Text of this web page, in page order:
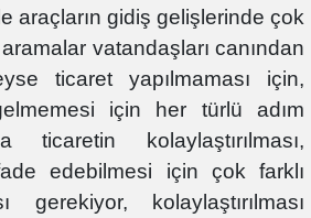
araçların gidiş gelişlerinde çok
vatandaşları canından
ticaret yapılmaması için,
için her türlü adım
kolaylaştırılması,
edebilmesi için çok farklı
gerekiyor, kolaylaştırılması